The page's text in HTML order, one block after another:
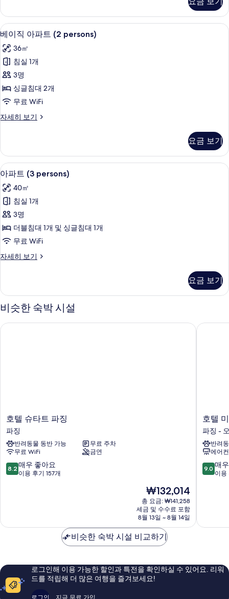
기
persons)
자
세
히
보
기
베
이
직
아
파
트
(2
persons)
모
두
보
기
베이직 아파트 (2 persons) | 1 개의 침
7
베이직 아파트 (2 persons)
36㎡
침실 1개
3명
싱글침대 2개
무료 WiFi
자세히 보기
베
파
트
(2
persons)
자
세
히
보
기
요금 보기
아
파
트
(3
persons)
사
진
모
기
아파트 (3 persons) | 1 개의 침실, 저자
18
아파트 (3 persons)
40㎡
침실 1개
3명
더블침대 1개 및 싱글침대 1개
무료 WiFi
자세히 보기
아
persons)
자
세
보
요금 보기
비슷한 숙박 시설
호
텔
슈
타
트
파
징
호텔 슈타트 파징
파징
반려동물 동반 가능
무료 주차
무료 WiFi
금연
10
점
매
요,
용
후
8.2 매우 좋아요
이용 후기 157개
현
재
요
금
₩132,014
₩132,014
총 요금: ₩141,258
세금 및 수수료 포함
8월 13일 ~ 8월 14일
호텔 슈타트 파징
호
텔
미
아
노
바
이
-
칭
호텔
파징 -
반려
에어컨
10
점
매
해
요,
9.0 매
이용
호텔 미
비슷한 숙박 시설 비교하기
로그인해 이용 가능한 할인과 특전을 확인하실 수 있어요. 리워
드를 적립해 더 많은 여행을 즐겨보세요!
로그인 지금 무료 가입